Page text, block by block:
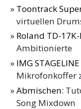
Toontrack
virtuellen
Roland TD-
Ambitionierte
IMG
Mikrofonkoffer
Abmischen:
Song Mixdown